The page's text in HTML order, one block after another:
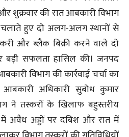
शुक्रवार की रात आबकारी विभाग
हुए दो अलग-अलग स्थानों से
और ब्लैक बिक्री करने वाले दो
बड़ी सफलता हासिल की। जनपद
विभाग की कार्रवाई चर्चा का
अधिकारी सुबोध कुमार
ने तस्करों के खिलाफ बहुस्तरीय
में अवैध अड्डों पर दबिश और रात में